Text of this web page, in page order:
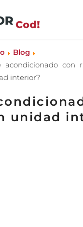
Blog
acondicionado con
interior?
unidad